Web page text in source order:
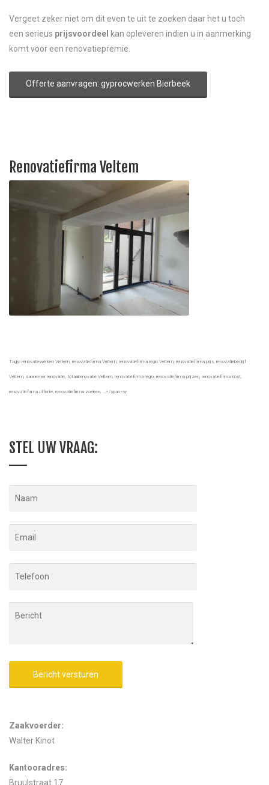
Vergeet zeker niet om dit even te uit te zoeken daar het u toch
een serieus prijsvoordeel kan opleveren indien u in aanmerking
komt voor een renovatiepremie.
Offerte aanvragen: gyprocwerken Bierbeek
Renovatiefirma Veltem
Tags: renovatiewerken Veltem, renovatiefirma Veltem, renovatiefirma regio Veltem, renovatiefirma prijs, renovatiebedrijf
Veltem, aannemer renovatie, totaalrenovatie Veltem, renovatiefirma regio, renovatiefirma prijzen, renovatiefirma kost,
renovatiefirma offerte, renovatiefirma zoeken, …</span<w
STEL UW VRAAG:
Zaakvoerder:
Walter Kinot
Kantooradres:
Bruulstraat 17